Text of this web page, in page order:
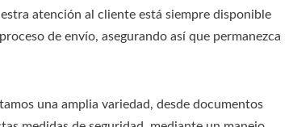
atención al cliente está siempre disponible
de envío, asegurando así que permanezca
una amplia variedad, desde documentos